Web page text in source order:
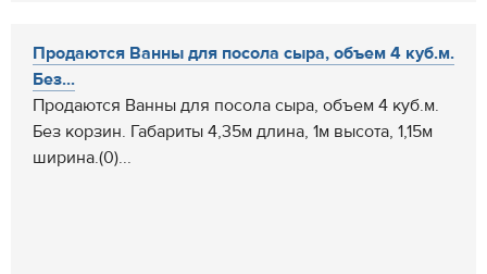
Продаются Ванны для посола сыра, объем 4 куб.м.
Без...
Продаются Ванны для посола сыра, объем 4 куб.м.
Без корзин. Габариты 4,35м длина, 1м высота, 1,15м
ширина.(0)...